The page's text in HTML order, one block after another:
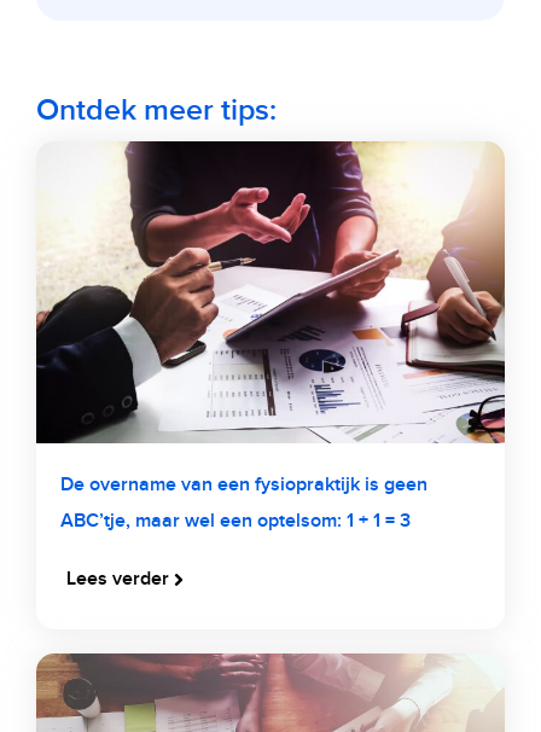
Ontdek meer tips:
De overname van een fysiopraktijk is geen
ABC’tje, maar wel een optelsom: 1 + 1 = 3
Lees verder